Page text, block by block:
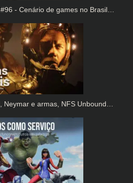
- Cenário de games no Brasil…
Neymar e armas, NFS Unbound…